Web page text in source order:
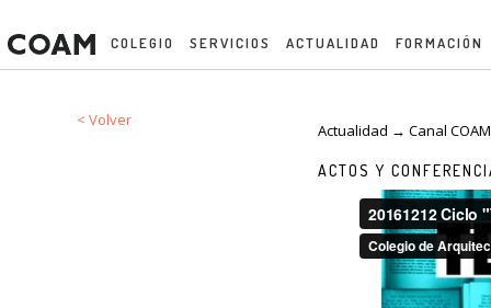
COLEGIO SERVICIOS ACTUALIDAD FORMACIÓN
< Volver
Actualidad → Canal
ACTOS Y